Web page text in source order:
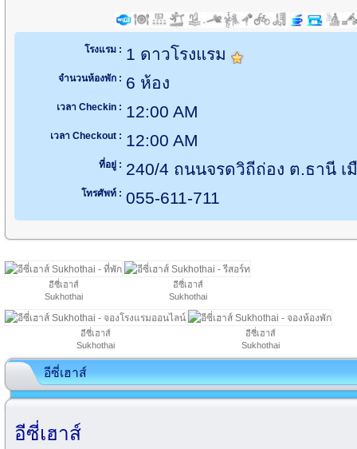
โรงแรม : 1 ดาวโรงแรม
จำนวนห้องพัก : 6 ห้อง
เวลา Checkin : 12:00 AM
เวลา Checkout : 12:00 AM
ที่อยู่ : 240/4 ถนนจรดวิถีถ่อง ต.ธานี เ
โทรศัพท์ : 055-611-711
อีซี่เฮาส์
Sukhothai
อีซี่เฮาส์
Sukhothai
อีซี่เฮาส์
Sukhothai
อีซี่เฮาส์
Sukhothai
อีซี่เฮาส์
อีซี่เฮาส์